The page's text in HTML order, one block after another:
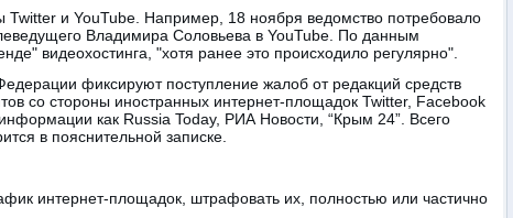
и YouTube. Например, 18 ноября ведомство потребовало
Владимира Соловьева в YouTube. По данным
видеохостинга, "хотя ранее это происходило регулярно".
фиксируют поступление жалоб от редакций средств
со стороны иностранных интернет-площадок Twitter, Facebook
как Russia Today, РИА Новости, “Крым 24”. Всего
в пояснительной записке.
интернет-площадок, штрафовать их, полностью или частично